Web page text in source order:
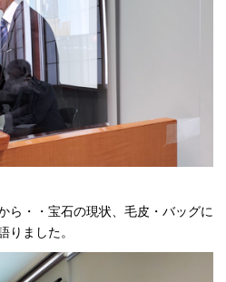
ら・・宝石の現状、毛皮・バッグに
りました。